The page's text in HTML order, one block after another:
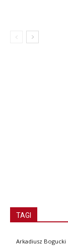
TAGI
Arkadiusz Bogucki